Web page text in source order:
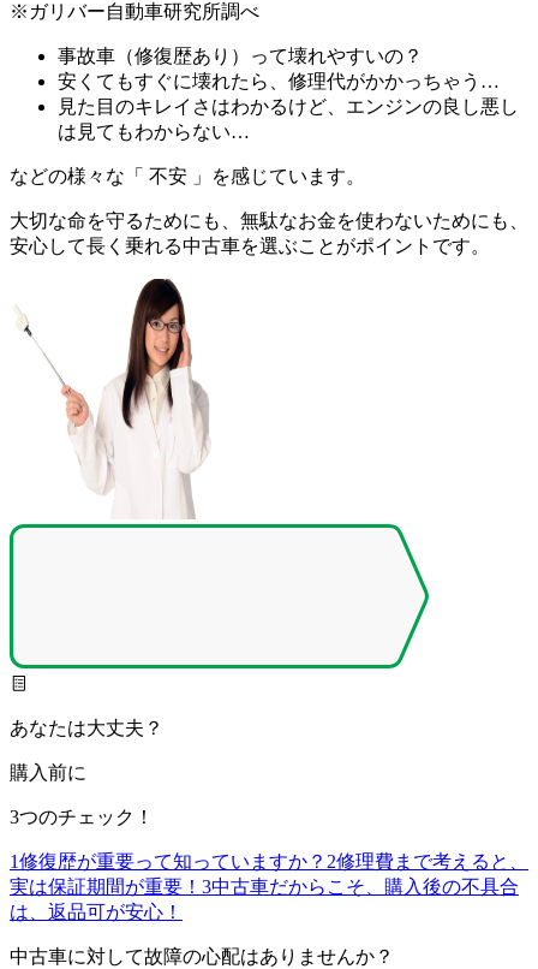
※ガリバー自動車研究所調べ
事故車（修復歴あり）って壊れやすいの？
安くてもすぐに壊れたら、修理代がかかっちゃう…
見た目のキレイさはわかるけど、エンジンの良し悪し
は見てもわからない…
などの様々な「 不安 」を感じています。
大切な命を守るためにも、無駄なお金を使わないためにも、
安心して長く乗れる中古車を選ぶことがポイントです。
あなたは大丈夫？
購入前に
3つのチェック！
1修復歴が重要って知っていますか？ 2修理費まで考えると、
実は保証期間が重要！ 3中古車だからこそ、購入後の不具合
は、返品可が安心！
中古車に対して故障の心配はありませんか？